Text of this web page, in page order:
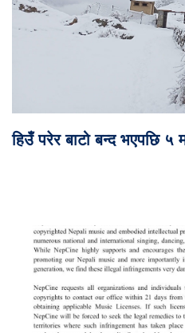
हिउँ परेर बाटो बन्द भएपछि ५